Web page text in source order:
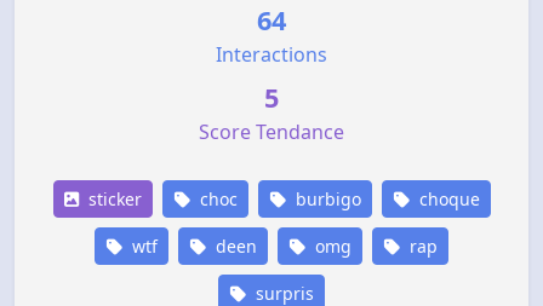
64
Interactions
5
Score Tendance
sticker choc burbigo choque
wtf deen omg rap
surpris